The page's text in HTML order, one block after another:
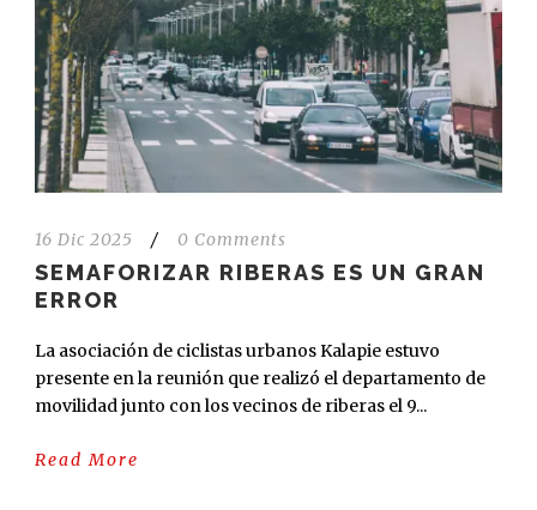
16 Dic 2025 / 0 Comments
SEMAFORIZAR RIBERAS ES UN GRAN
ERROR
La asociación de ciclistas urbanos Kalapie estuvo
presente en la reunión que realizó el departamento de
movilidad junto con los vecinos de riberas el 9...
Read More